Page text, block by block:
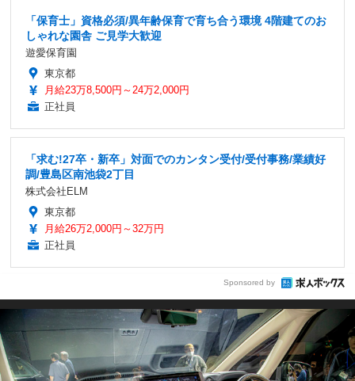
「保育士」資格必須/異年齢保育で育ち合う環境 4階建てのお
しゃれな園舎 ご見学大歓迎
遊愛保育園
東京都
月給23万8,500円～24万2,000円
正社員
「求む!27卒・新卒」対面でのカンタン受付/受付事務/業績好
調/豊島区南池袋2丁目
株式会社ELM
東京都
月給26万2,000円～32万円
正社員
Sponsored by